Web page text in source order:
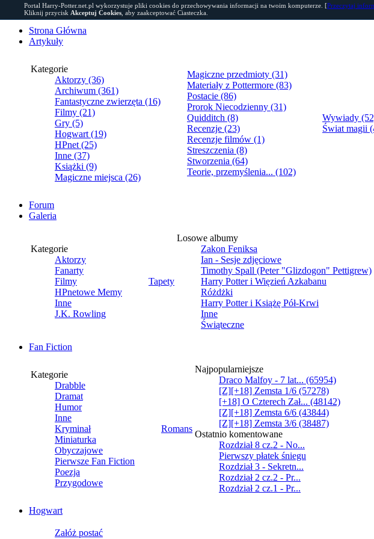
Strona Główna
Artykuły
Kategorie
Aktorzy (36)
Archiwum (361)
Fantastyczne zwierzęta (16)
Filmy (21)
Gry (5)
Hogwart (19)
HPnet (25)
Inne (37)
Książki (9)
Magiczne miejsca (26)
Magiczne przedmioty (31)
Materiały z Pottermore (83)
Postacie (86)
Prorok Niecodzienny (31)
Quidditch (8)
Recenzje (23)
Recenzje filmów (1)
Streszczenia (8)
Stworzenia (64)
Teorie, przemyślenia... (102)
Wywiady
Świat magii
Forum
Galeria
Kategorie
Aktorzy
Fanarty
Filmy
HPnetowe Memy
Inne
J.K. Rowling
Tapety
Losowe albumy
Zakon Feniksa
Ian - Sesje zdjęciowe
Timothy Spall (Peter "Glizdogon" Pettigrew)
Harry Potter i Więzień Azkabanu
Różdżki
Harry Potter i Książę Pół-Krwi
Inne
Świąteczne
Fan Fiction
Kategorie
Drabble
Dramat
Humor
Inne
Kryminał
Miniaturka
Obyczajowe
Pierwsze Fan Fiction
Poezja
Przygodowe
Romans
Najpopularniejsze
Draco Malfoy - 7 lat... (65954)
[Z][+18] Zemsta 1/6 (57278)
[+18] O Czterech Zał... (48142)
[Z][+18] Zemsta 6/6 (43844)
[Z][+18] Zemsta 3/6 (38487)
Ostatnio komentowane
Rozdział 8 cz.2 - No...
Pierwszy płatek śniegu
Rozdział 3 - Sekretn...
Rozdział 2 cz.2 - Pr...
Rozdział 2 cz.1 - Pr...
Hogwart
Załóż postać
Portal Harry-Potter.net.pl wykorzystuje pliki cookies do przechowywania informacji na twoim komputerze. [Przeczytaj
Kliknij przycisk Akceptuj Cookies , aby zaakceptować Ciasteczka.